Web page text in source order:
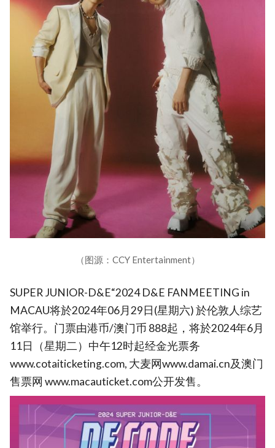
（图源：CCY Entertainment）
SUPER JUNIOR-D&E“2024 D&E FANMEETING in
MACAU将於2024年06月29日(星期六) 於伦敦人综艺
馆举行。门票由港币/澳门币 888起，将於2024年6月
11日（星期二）中午12时起经金光票务
www.cotaiticketing.com, 大麦网www.damai.cn及澳门
售票网 www.macauticket.com公开发售。